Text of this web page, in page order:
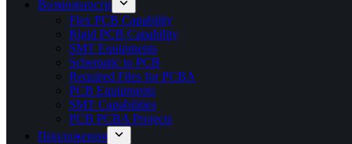
Возможности
Flex PCB Capability
Rigid PCB Capability
SMT Equipments
Schematic to PCB
Required Files for PCBA
PCB Equipments
SMT Capabilities
PCB PCBA Projects
Приложения